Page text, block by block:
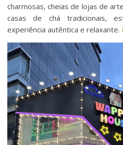
charmosas, cheias de lojas de
casas de chá tradicionais,
experiência autêntica e relaxante.